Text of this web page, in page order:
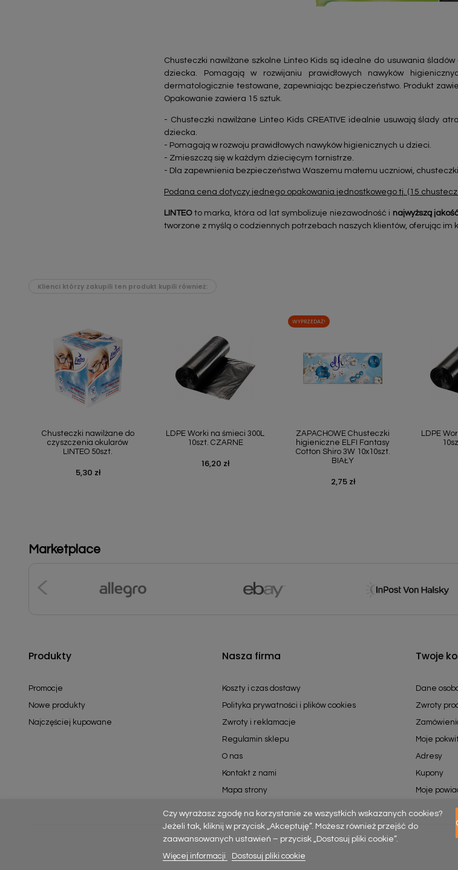
Chusteczki nawilżane szkolne Linteo Kids są idealne do usuwania
dziecka. Pomagają w rozwijaniu prawidłowych nawyków
dermatologicznie testowane, zapewniając bezpieczeństwo. Produkt
Opakowanie zawiera 15 sztuk.
- Chusteczki nawilżane Linteo Kids CREATIVE idealnie usuwają ślady
dziecka.
- Pomagają w rozwoju prawidłowych nawyków higienicznych u dzieci.
- Zmieszczą się w każdym dziecięcym tornistrze.
- Dla zapewnienia bezpieczeństwa Waszemu małemu uczniowi,
Podana cena dotyczy jednego opakowania jednostkowego tj. (15
LINTEO to marka, która od lat symbolizuje niezawodność i najwyższą
tworzone z myślą o codziennych potrzebach naszych klientów, oferując im
Klienci którzy zakupili ten produkt kupili również:
Chusteczki nawilżane do
czyszczenia okularów
LINTEO 50szt.
Cena
5,30 zł
LDPE Worki na śmieci 300L
10szt. CZARNE
Cena
16,20 zł
ZAPACHOWE Chusteczki
higieniczne ELFI Fantasy
Cotton Shiro 3W 10x10szt.
BIAŁY
Cena
2,75 zł
WYPRZEDAŻ!
LDPE
Marketplace
Produkty
Promocje
Nowe produkty
Najczęściej kupowane
Nasza firma
Koszty i czas dostawy
Polityka prywatności i plików cookies
Zwroty i reklamacje
Regulamin sklepu
O nas
Kontakt z nami
Mapa strony
Twoje
Dane
Zwroty
Moje
Adresy
Kupony
Moje
Czy wyrażasz zgodę na korzystanie ze wszystkich wskazanych cookies?
Jeżeli tak, kliknij w przycisk „Akceptuję”. Możesz również przejść do
zaawansowanych ustawień – przycisk „Dostosuj pliki cookie”.
Więcej informacji
Dostosuj pliki cookie